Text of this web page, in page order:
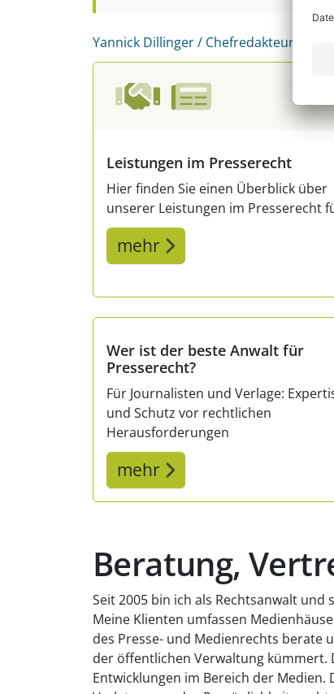
Yannick Dillinger / Chefredakteur Die
Leistungen im Presserecht
Hier finden Sie einen Überblick über
unserer Leistungen im Presserecht
mehr
Wer ist der beste Anwalt für
Presserecht?
Für Journalisten und Verlage:
und Schutz vor rechtlichen
Herausforderungen
mehr
Beratung,
Seit 2005 bin ich als Rechtsanwalt und
Meine Klienten umfassen
des Presse- und Medienrechts berate
der öffentlichen Verwaltung kümmert.
Entwicklungen im Bereich der